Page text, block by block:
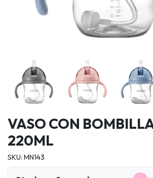
VASO CON
220ML
SKU: MN143